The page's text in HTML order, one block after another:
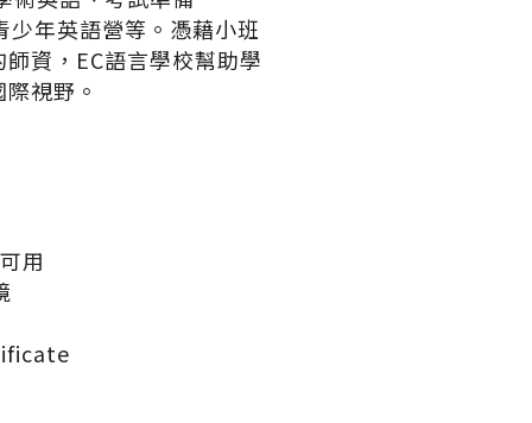
年英語營等。憑藉小班
資，EC語言學校幫助學
視野。
用